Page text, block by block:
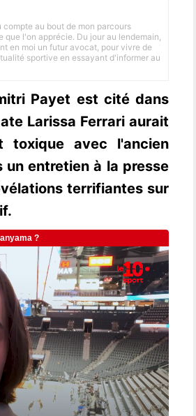
au bout de mon parcours
l'on apprécie. Du jour au lendemain,
en moi un futur avocat, pour vivre de
sportive en essayant d'informer au
Payet est cité dans
Larissa Ferrari aurait
toxique avec l'ancien
un entretien à la presse
terrifiantes sur